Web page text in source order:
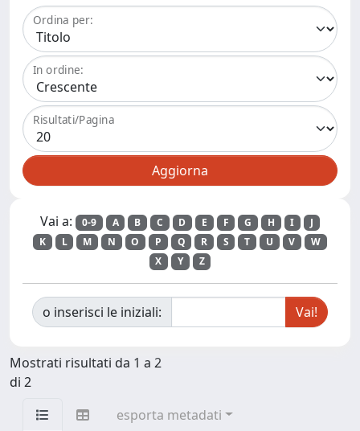
Ordina per:
In ordine:
Risultati/Pagina
Vai a: 0-9 A B C D E F G H I
J
K
L M N O P Q R S T U V
W
X
Y Z
o inserisci le iniziali:
Mostrati risultati da 1 a 2
di 2
esporta metadati